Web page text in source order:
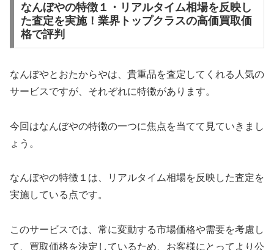
なんぼやの特徴１・リアルタイム相場を反映し
た査定を実施！業界トップクラスの高価買取価
格で評判
なんぼやとおたからやは、貴重品を査定してくれる人気の
サービスですが、それぞれに特徴があります。
今回はなんぼやの特徴の一つに焦点を当てて見ていきまし
ょう。
なんぼやの特徴１は、リアルタイム相場を反映した査定を
実施している点です。
このサービスでは、常に変動する市場価格や需要を考慮し
て、買取価格を決定しているため、お客様にとってより公